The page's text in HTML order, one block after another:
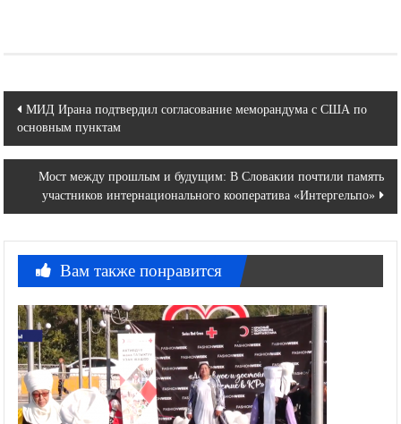
Навигация
по
записям
МИД Ирана подтвердил согласование меморандума с США по
основным пунктам
Мост между прошлым и будущим: В Словакии почтили память
участников интернационального кооператива «Интергельпо»
Вам также понравится